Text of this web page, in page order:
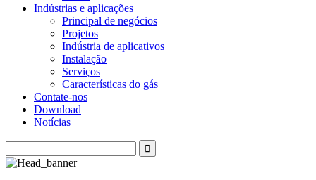
Indústrias e aplicações
Principal de negócios
Projetos
Indústria de aplicativos
Instalação
Serviços
Características do gás
Contate-nos
Download
Notícias